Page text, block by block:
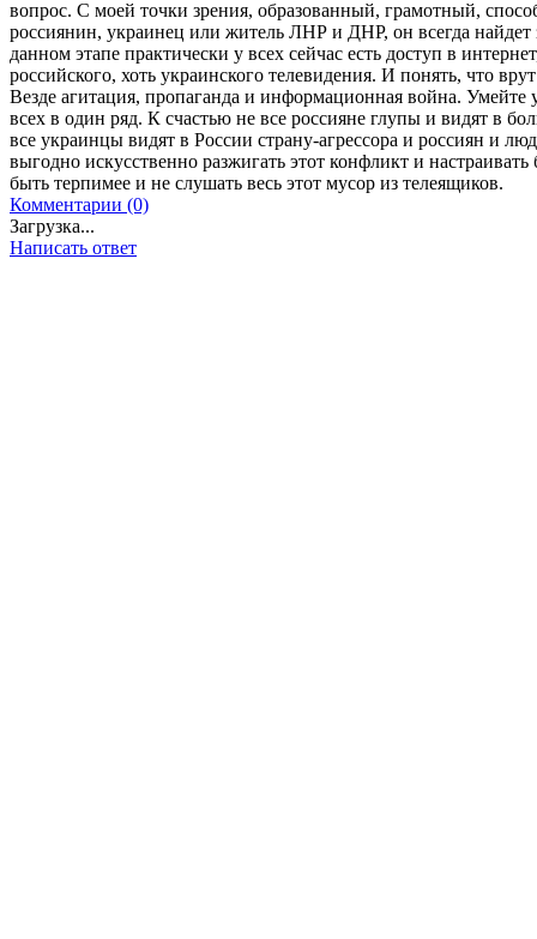
вопрос. С моей точки зрения, образованный, грамотный,
россиянин, украинец или житель ЛНР и ДНР, он всегда найдет
данном этапе практически у всех сейчас есть доступ в
российского, хоть украинского телевидения. И понять, что
Везде агитация, пропаганда и информационная война. Умейте
всех в один ряд. К счастью не все россияне глупы и видят в
все украинцы видят в России страну-агрессора и россиян и
выгодно искусственно разжигать этот конфликт и
быть терпимее и не слушать весь этот мусор из телеящиков.
Комментарии (0)
Загрузка...
Написать ответ